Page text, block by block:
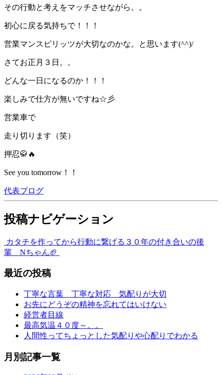
その行動と考えをマッチさせながら。。
初心に戻る気持ちで！！！
営業マンスピリッツが大切なのかな。と思います(^^)/
さてお正月３日。。
どんな一日になるのか！！！
楽しみで仕方が無いですね☆彡
営業車で
走り切ります（笑）
押忍🥋🔥
See you tomorrow！！
代表ブログ
投稿ナビゲーション
カタチを作ってから行動に繋げる ３０年の付き合いの後
輩 Nちゃん🏈
最近の投稿
丁寧な言葉 丁寧な対応 気配りが大切
お先にどうぞの精神を忘れてはいけない
経営者目線
最高気温４０度～。。
人間性ってちょっとした気配りや心配りでわかる
月別記事一覧